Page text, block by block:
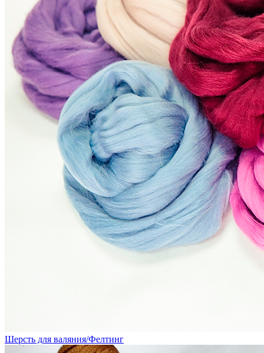
Шерсть для валяния/Фелтинг